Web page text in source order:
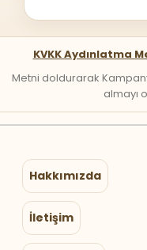
KVKK Aydınlatma
Metni doldurarak
almayı
Hakkımızda
İletişim